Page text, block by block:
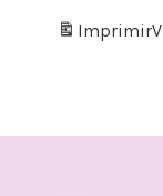
Imprimir